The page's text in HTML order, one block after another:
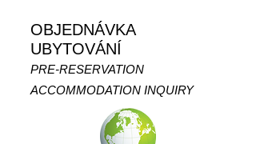
OBJEDNÁVKA
UBYTOVÁNÍ
PRE-RESERVATION
ACCOMMODATION INQUIRY